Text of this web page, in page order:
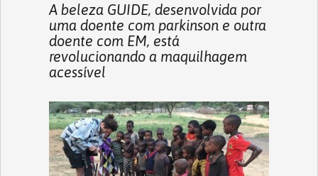
A beleza GUIDE, desenvolvida por
uma doente com parkinson e outra
doente com EM, está
revolucionando a maquilhagem
acessível